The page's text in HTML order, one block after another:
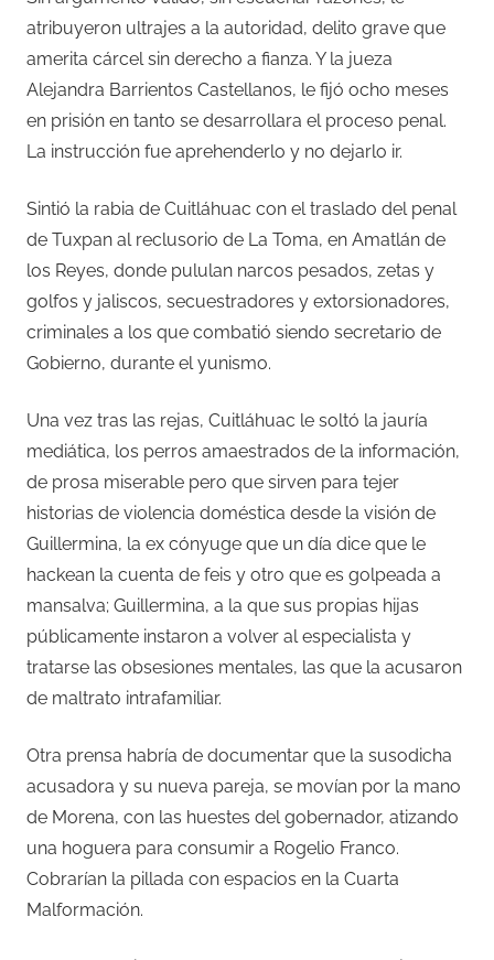
atribuyeron ultrajes a la autoridad, delito grave que
amerita cárcel sin derecho a fianza. Y la jueza
Alejandra Barrientos Castellanos, le fijó ocho meses
en prisión en tanto se desarrollara el proceso penal.
La instrucción fue aprehenderlo y no dejarlo ir.
Sintió la rabia de Cuitláhuac con el traslado del penal
de Tuxpan al reclusorio de La Toma, en Amatlán de
los Reyes, donde pululan narcos pesados, zetas y
golfos y jaliscos, secuestradores y extorsionadores,
criminales a los que combatió siendo secretario de
Gobierno, durante el yunismo.
Una vez tras las rejas, Cuitláhuac le soltó la jauría
mediática, los perros amaestrados de la información,
de prosa miserable pero que sirven para tejer
historias de violencia doméstica desde la visión de
Guillermina, la ex cónyuge que un día dice que le
hackean la cuenta de feis y otro que es golpeada a
mansalva; Guillermina, a la que sus propias hijas
públicamente instaron a volver al especialista y
tratarse las obsesiones mentales, las que la acusaron
de maltrato intrafamiliar.
Otra prensa habría de documentar que la susodicha
acusadora y su nueva pareja, se movían por la mano
de Morena, con las huestes del gobernador, atizando
una hoguera para consumir a Rogelio Franco.
Cobrarían la pillada con espacios en la Cuarta
Malformación.